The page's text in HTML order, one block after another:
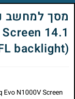
14.1
backlight)